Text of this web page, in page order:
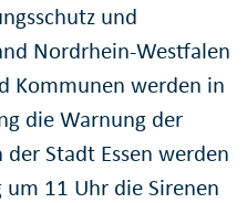
und
Nordrhein-Westfalen
Kommunen werden in
die Warnung der
Stadt Essen werden
11 Uhr die Sirenen